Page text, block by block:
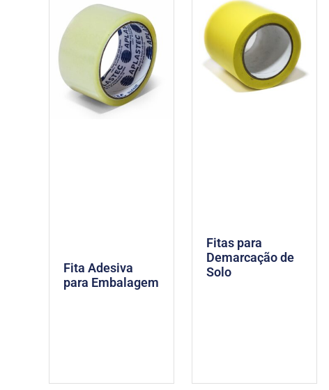
Fita Adesiva
para Embalagem
Fitas para
Demarcação de
Solo